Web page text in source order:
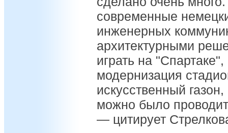
современные
инженерных
архитектурными
играть на
модернизация
искусственный
можно было
— цитирует